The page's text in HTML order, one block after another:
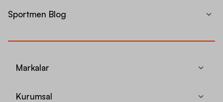
Sportmen Blog
Markalar
Kurumsal